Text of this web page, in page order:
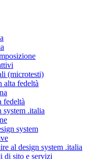
(microtesti)
alta fedeltà
fedeltà
system .italia
system
al design system .italia
di sito e servizi